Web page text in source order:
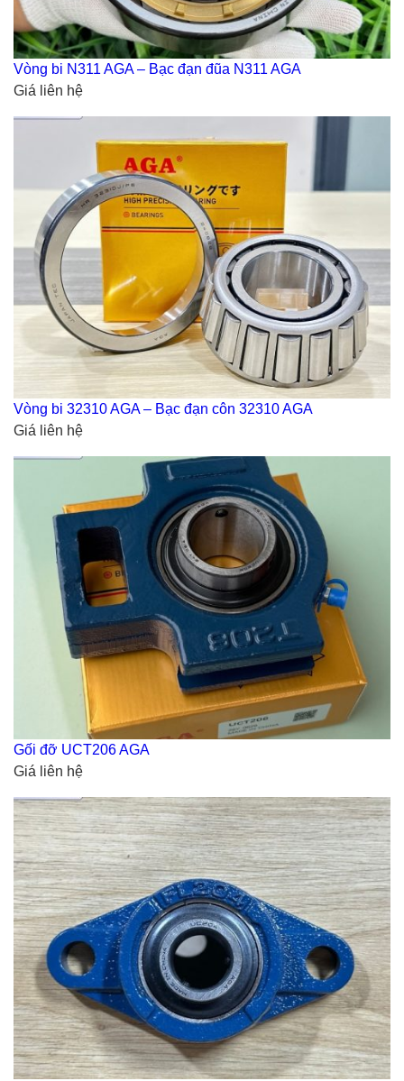
Vòng bi N311 AGA – Bạc đạn đũa N311 AGA
Giá liên hệ
Vòng bi 32310 AGA – Bạc đạn côn 32310 AGA
Giá liên hệ
Gối đỡ UCT206 AGA
Giá liên hệ